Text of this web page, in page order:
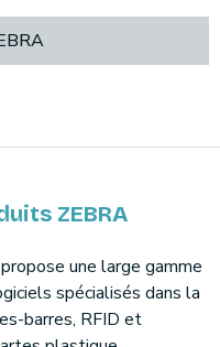
ZEBRA
une large gamme
spécialisés dans la
barres, RFID et